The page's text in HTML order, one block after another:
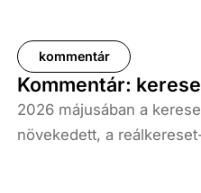
kommentár
Kommentár:
2026 májusában a
növekedett, a